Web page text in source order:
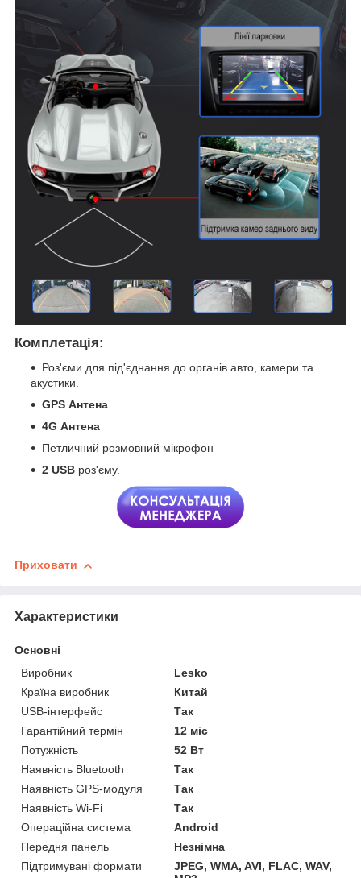
Комплетація:
Роз'єми для під'єднання до органів авто, камери та
акустики.
GPS Антена
4G Антена
Петличний розмовний мікрофон
2 USB роз'єму.
Приховати
Характеристики
Основні
Виробник
Lesko
Країна виробник
Китай
USB-інтерфейс
Так
Гарантійний термін
12 міс
Потужність
52 Вт
Наявність Bluetooth
Так
Наявність GPS-модуля
Так
Наявність Wi-Fi
Так
Операційна система
Android
Передня панель
Незнімна
Підтримувані формати
JPEG, WMA, AVI, FLAC, WAV,